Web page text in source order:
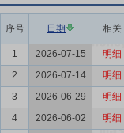
序号 日期 相关
1
2026-07-15 明细
2
2026-07-14 明细
3
2026-06-29 明细
4
2026-06-02 明细